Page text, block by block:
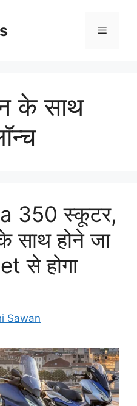
Menu
के साथ
350 स्कूटर,
होने जा
से होगा
Sawan